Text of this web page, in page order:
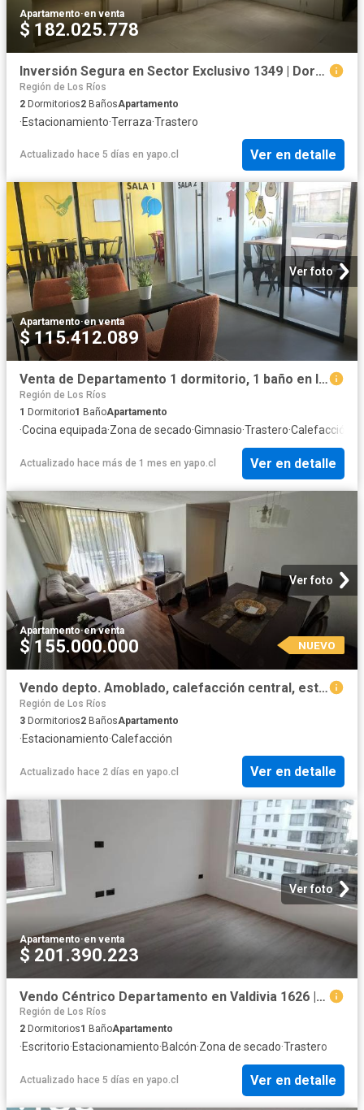
Apartamento·en venta
$ 182.025.778
Inversión Segura en Sector Exclusivo 1349 | Dormitorios por 4700.00 en Valdivia
Región de Los Ríos
2 Dormitorios2 BañosApartamento
·Estacionamiento·Terraza·Trastero
Actualizado hace 5 días en yapo.cl Ver en detalle
Ver foto
Apartamento·en venta
$ 115.412.089
Venta de Departamento 1 dormitorio, 1 baño en Isla Teja | 1 Dormitorios por 2980.00 en Valdivia
Región de Los Ríos
1 Dormitorio1 BañoApartamento
·Cocina equipada·Zona de secado·Gimnasio·Trastero·Calefacción
Actualizado hace más de 1 mes en yapo.cl Ver en detalle
Ver foto
Apartamento·en venta
$ 155.000.000 NUEVO
Vendo depto. Amoblado, calefacción central, estac | 3 Dormitorios por 155000. 00 en Valdivia
Región de Los Ríos
3 Dormitorios2 BañosApartamento
·Estacionamiento·Calefacción
Actualizado hace 2 días en yapo.cl Ver en detalle
Ver foto
Apartamento·en venta
$ 201.390.223
Vendo Céntrico Departamento en Valdivia 1626 | Dormitorios por 5200.00 en Valdivia
Región de Los Ríos
2 Dormitorios1 BañoApartamento
·Escritorio·Estacionamiento·Balcón·Zona de secado·Trastero
Actualizado hace 5 días en yapo.cl Ver en detalle